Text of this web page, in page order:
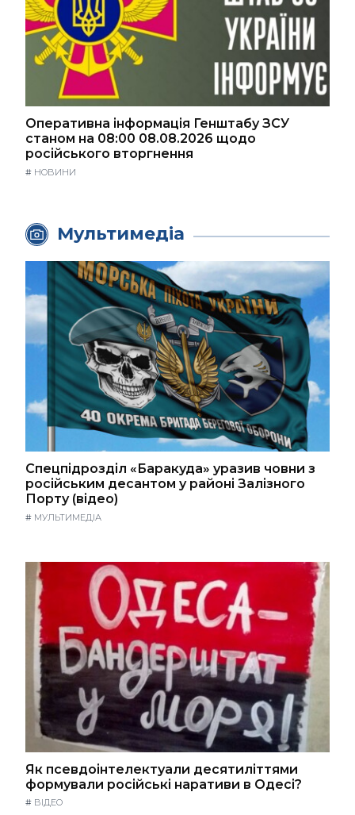
Оперативна інформація Генштабу ЗСУ
станом на 08:00 08.08.2026 щодо
російського вторгнення
# НОВИНИ
Мультимедіа
Спецпідрозділ «Баракуда» уразив човни з
російським десантом у районі Залізного
Порту (відео)
# МУЛЬТИМЕДІА
Як псевдоінтелектуали десятиліттями
формували російські наративи в Одесі?
# ВІДЕО